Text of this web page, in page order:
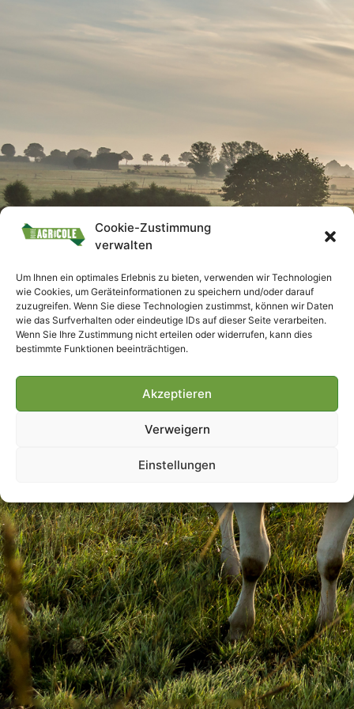
Cookie-Zustimmung
verwalten
Um Ihnen ein optimales Erlebnis zu bieten, verwenden wir Technologien
wie Cookies, um Geräteinformationen zu speichern und/oder darauf
zuzugreifen. Wenn Sie diese Technologien zustimmst, können wir Daten
wie das Surfverhalten oder eindeutige IDs auf dieser Seite verarbeiten.
Wenn Sie Ihre Zustimmung nicht erteilen oder widerrufen, kann dies
bestimmte Funktionen beeinträchtigen.
Akzeptieren
Verweigern
Einstellungen
Villmools Merci! Bis nächst
Joer!